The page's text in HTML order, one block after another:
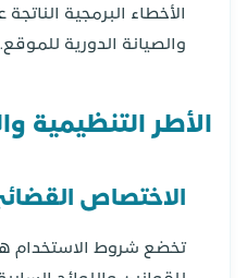
الأخطاء البرمجية
والصيانة الدورية للموقع.
الأطر التنظيمية
الاختصاص
تخضع شروط الاستخدام